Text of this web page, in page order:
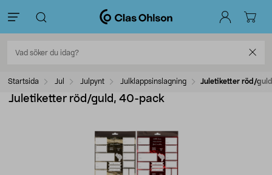
Startsida Jul Julpynt Julklappsinslagning Juletiketter röd/
Juletiketter röd/guld, 40-pack